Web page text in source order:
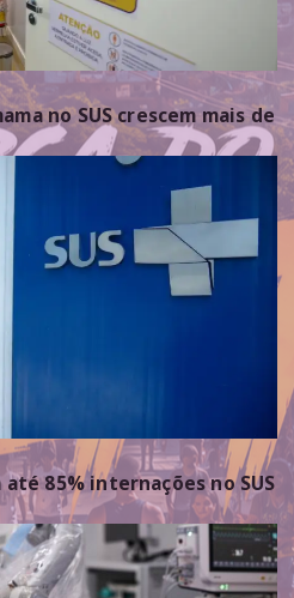
no SUS crescem mais de
85% internações no SUS